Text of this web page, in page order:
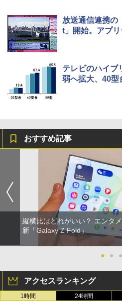
放送通信連携
t」開始。アプ
テレビのハイブ
弱へ拡大、40型
おすすめ記事
縦横比はどれがいい？ エンタ
新「Galaxy Z Fold」
● ● ●
アクセスランキング
1時間 24時間